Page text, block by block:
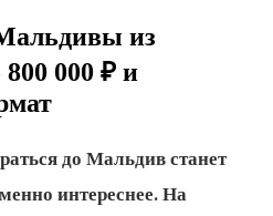
из
000 ₽ и
до Мальдив станет
интереснее. На